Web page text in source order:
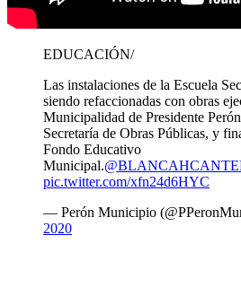
EDUCACIÓN/
Las instalaciones de la Escuela
siendo refaccionadas con obras
Municipalidad de Presidente
Secretaría de Obras Públicas, y
Fondo Educativo
Municipal.
pic.twitter.com/xfn24d6HYC
— Perón Municipio
2020